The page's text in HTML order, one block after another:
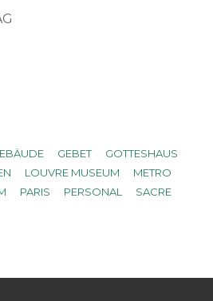
GEBET
GOTTESHAUS
LOUVRE MUSEUM
METRO
PARIS PERSONAL
SACRE